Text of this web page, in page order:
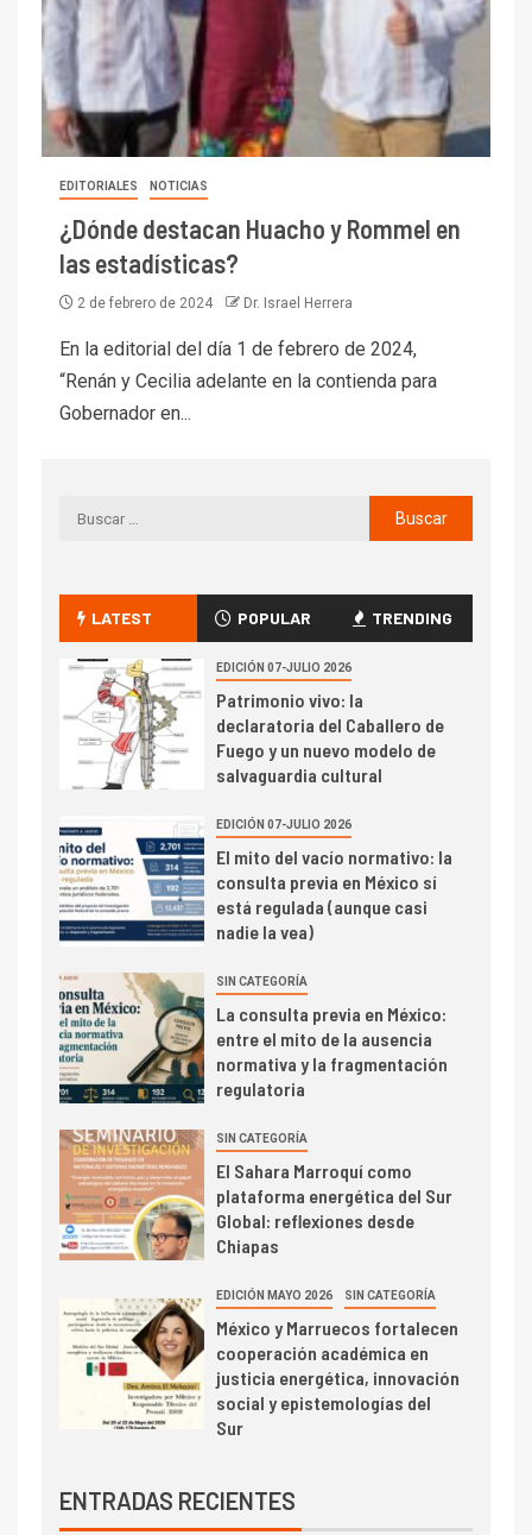
EDITORIALES NOTICIAS
¿Dónde destacan Huacho y Rommel en
las estadísticas?
2 de febrero de 2024 Dr. Israel Herrera
En la editorial del día 1 de febrero de 2024,
“Renán y Cecilia adelante en la contienda para
Gobernador en...
LATEST POPULAR TRENDING
EDICIÓN 07-JULIO 2026
Patrimonio vivo: la
declaratoria del Caballero de
Fuego y un nuevo modelo de
salvaguardia cultural
EDICIÓN 07-JULIO 2026
El mito del vacío normativo: la
consulta previa en México sí
está regulada (aunque casi
nadie la vea)
SIN CATEGORÍA
La consulta previa en México:
entre el mito de la ausencia
normativa y la fragmentación
regulatoria
SIN CATEGORÍA
El Sahara Marroquí como
plataforma energética del Sur
Global: reflexiones desde
Chiapas
EDICIÓN MAYO 2026 SIN CATEGORÍA
México y Marruecos fortalecen
cooperación académica en
justicia energética, innovación
social y epistemologías del
Sur
ENTRADAS RECIENTES